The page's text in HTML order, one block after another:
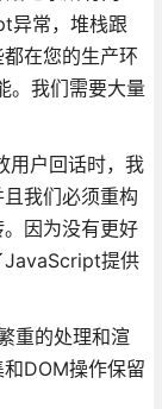
异常，堆栈跟
在您的生产环
。我们需要大量
用户回话时，我
我们必须重构
因为没有更好
JavaScript提供
重的处理和渲
DOM操作保留